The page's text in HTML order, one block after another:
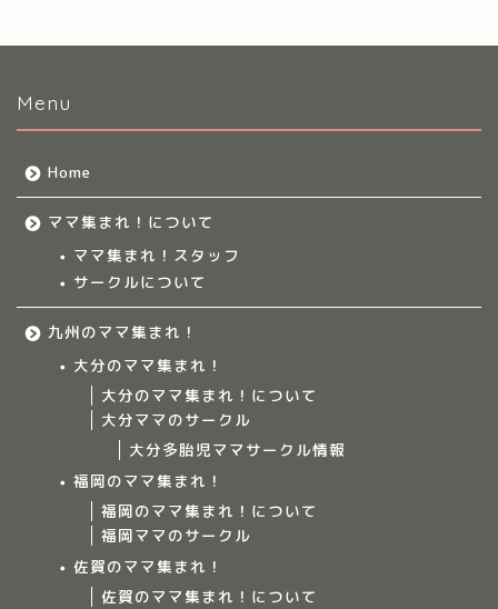
Menu
Home
ママ集まれ！について
ママ集まれ！スタッフ
サークルについて
九州のママ集まれ！
大分のママ集まれ！
大分のママ集まれ！について
大分ママのサークル
大分多胎児ママサークル情報
福岡のママ集まれ！
福岡のママ集まれ！について
福岡ママのサークル
佐賀のママ集まれ！
佐賀のママ集まれ！について
ママ集まれ！について